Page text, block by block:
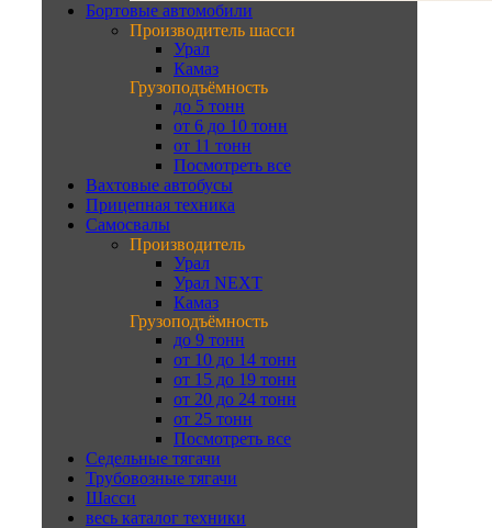
Бортовые автомобили
Производитель шасси
Урал
Камаз
Грузоподъёмность
до 5 тонн
от 6 до 10 тонн
от 11 тонн
Посмотреть все
Вахтовые автобусы
Прицепная техника
Самосвалы
Производитель
Урал
Урал NEXT
Камаз
Грузоподъёмность
до 9 тонн
от 10 до 14 тонн
от 15 до 19 тонн
от 20 до 24 тонн
от 25 тонн
Посмотреть все
Седельные тягачи
Трубовозные тягачи
Шасси
весь каталог техники